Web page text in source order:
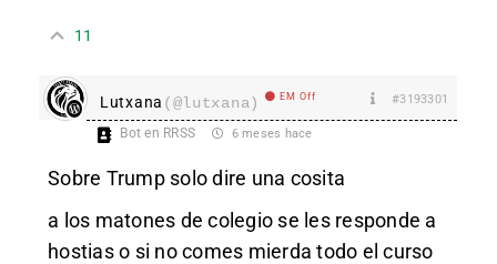
11
Lutxana (@lutxana) EM Off #3193301
Bot en RRSS 6 meses hace
Sobre Trump solo dire una cosita
a los matones de colegio se les responde a
hostias o si no comes mierda todo el curso